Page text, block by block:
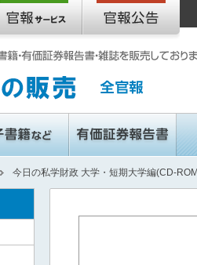
今日の私学財政 大学・短期大学編(CD-